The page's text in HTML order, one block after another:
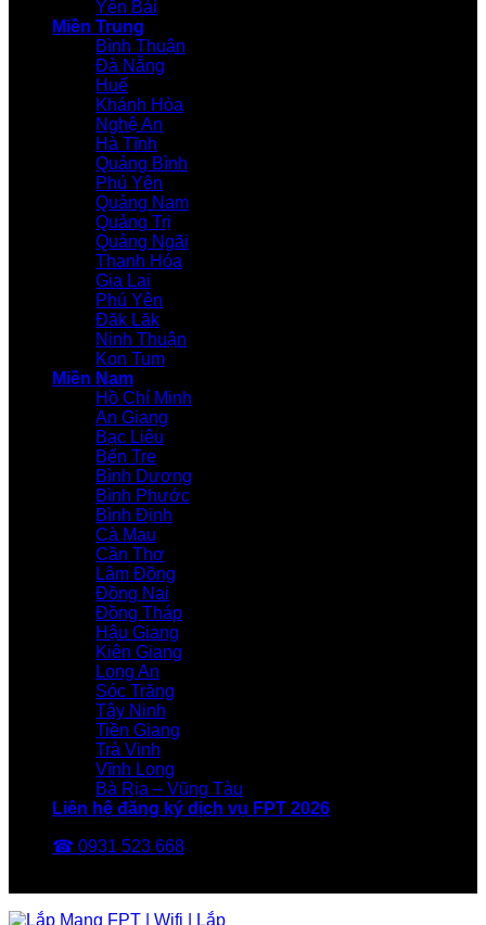
Yên Bái
Miền Trung
Bình Thuận
Đà Nẵng
Huế
Khánh Hòa
Nghệ An
Hà Tĩnh
Quảng Bình
Phú Yên
Quảng Nam
Quảng Trị
Quảng Ngãi
Thanh Hóa
Gia Lai
Phú Yên
Đăk Lăk
Ninh Thuận
Kon Tum
Miền Nam
Hồ Chí Minh
An Giang
Bạc Liêu
Bến Tre
Bình Dương
Bình Phước
Bình Định
Cà Mau
Cần Thơ
Lâm Đồng
Đồng Nai
Đồng Tháp
Hậu Giang
Kiên Giang
Long An
Sóc Trăng
Tây Ninh
Tiền Giang
Trà Vinh
Vĩnh Long
Bà Rịa – Vũng Tàu
Liên hệ đăng ký dịch vụ FPT 2026
☎ 0931 523 668